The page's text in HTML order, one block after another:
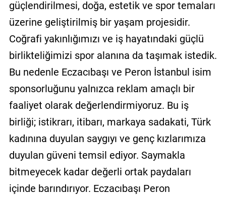
güçlendirilmesi, doğa, estetik ve spor temaları
üzerine geliştirilmiş bir yaşam projesidir.
Coğrafi yakınlığımızı ve iş hayatındaki güçlü
birlikteliğimizi spor alanına da taşımak istedik.
Bu nedenle Eczacıbaşı ve Peron İstanbul isim
sponsorluğunu yalnızca reklam amaçlı bir
faaliyet olarak değerlendirmiyoruz. Bu iş
birliği; istikrarı, itibarı, markaya sadakati, Türk
kadınına duyulan saygıyı ve genç kızlarımıza
duyulan güveni temsil ediyor. Saymakla
bitmeyecek kadar değerli ortak paydaları
içinde barındırıyor. Eczacıbaşı Peron